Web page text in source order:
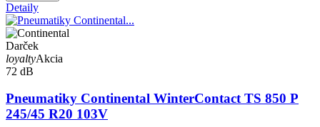
Detaily
Darček
loyaltyAkcia
72 dB
Pneumatiky Continental WinterContact TS 850 P
245/45 R20 103V